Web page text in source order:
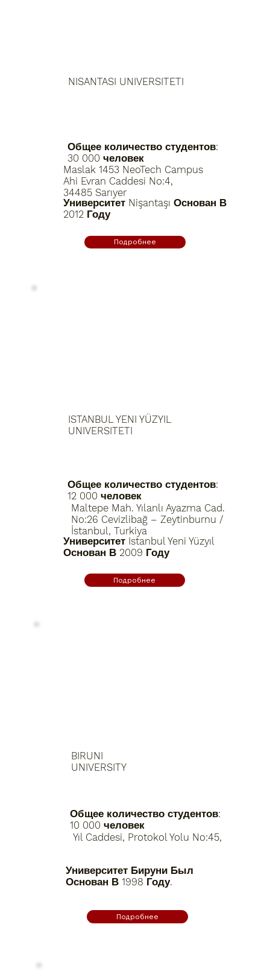
Maltepe Mah. Yılanlı Ayazma Cad.
No:26 Cevizlibağ – Zeytinburnu /
İstanbul, Turkiya
Общее количество студентов:
12 000 человек
Университет Istanbul Yeni Yüzyıl
Основан В 2009 Году
Подробнее
ISTANBUL YENI YÜZYIL
UNIVERSITETI
Maslak 1453 NeoTech Campus
Ahi Evran Caddesi No:4,
34485 Sarıyer
Общее количество студентов:
30 000 человек
Университет Nişantaşı Основан В
2012 Году
Подробнее
NISANTASI UNIVERSITETI
Yıl Caddesi, Protokol Yolu No:45,
Общее количество студентов:
10 000 человек
Университет Бируни Был
Основан В 1998 Году.
Подробнее
BIRUNI
UNIVERSITY